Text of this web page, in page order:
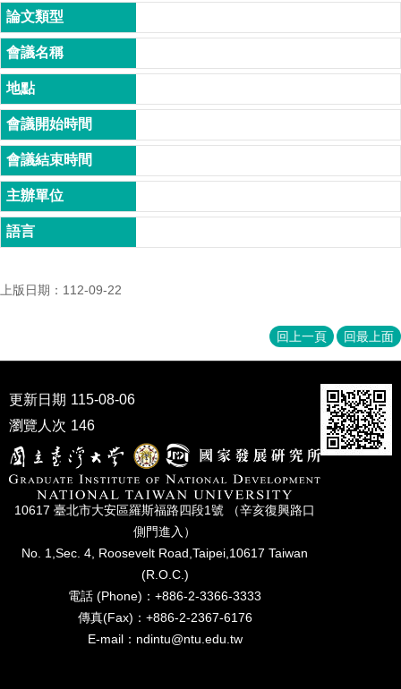
碩
士
班
在
職
專
班
學
術
研
究
家
期
刊
試
專
學
上版日期：112-09-22
回上一頁 回最上面
更新日期 115-08-06
瀏覽人次 146
10617 臺北市⼤安區羅斯福路四段1號 （辛亥復興路⼝
側⾨進入）
No. 1,Sec. 4, Roosevelt Road,Taipei,10617 Taiwan
(R.O.C.)
電話 (Phone)：+886-2-3366-3333
傳真(Fax)：+886-2-2367-6176
E-mail：ndintu@ntu.edu.tw